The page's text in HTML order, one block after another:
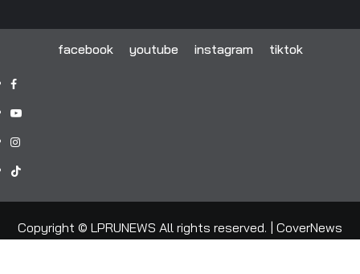
facebook youtube instagram tiktok
facebook
youtube
instagram
tiktok
Copyright © LPRUNEWS All rights reserved.
CoverNews